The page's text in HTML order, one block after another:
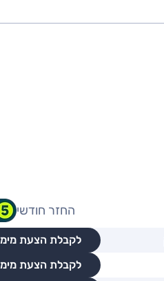
החזר חודשי
לקבלת הצעת
לקבלת הצעת